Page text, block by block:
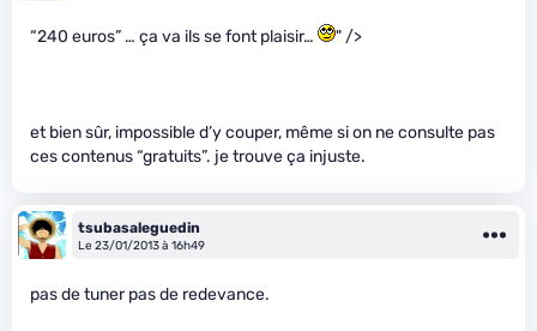
“240 euros” … ça va ils se font plaisir… " />
et bien sûr, impossible d’y couper, même si on ne consulte pas
ces contenus “gratuits”. je trouve ça injuste.
tsubasaleguedin
Le 23/01/2013 à 16h49
pas de tuner pas de redevance.